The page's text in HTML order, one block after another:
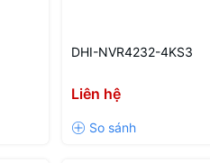
DHI-NVR4232-4KS3
Liên hệ